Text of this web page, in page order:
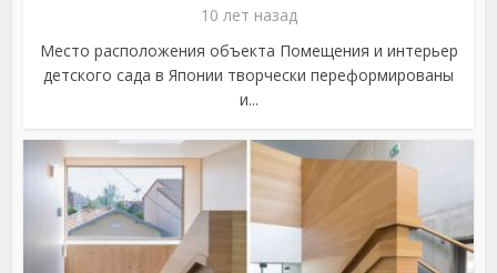
10 лет назад
Место расположения объекта Помещения и интерьер
детского сада в Японии творчески переформированы
и...